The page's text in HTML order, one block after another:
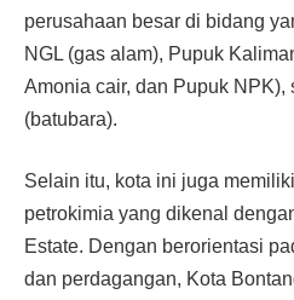
perusahaan besar di bidang
NGL (gas alam), Pupuk
Amonia cair, dan Pupuk NPK),
(batubara).
Selain itu, kota ini juga
petrokimia yang dikenal
Estate. Dengan berorientasi
dan perdagangan, Kota